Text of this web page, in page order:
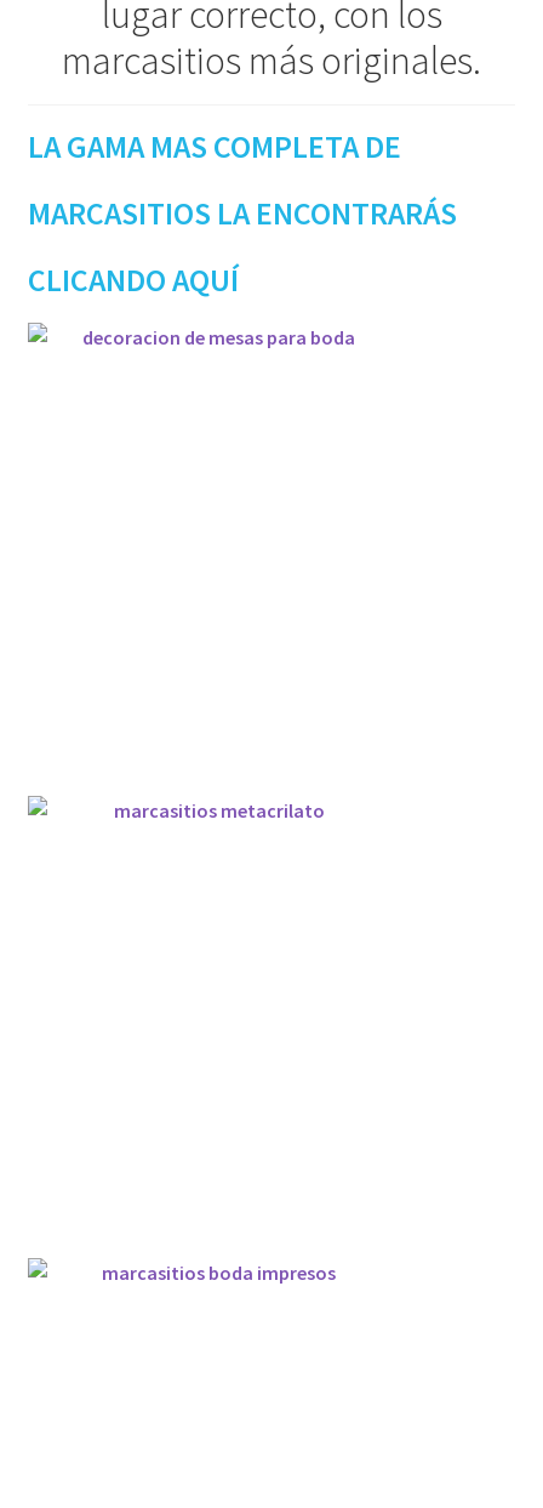
lugar correcto, con los
marcasitios más originales.
LA GAMA MAS COMPLETA DE
MARCASITIOS LA ENCONTRARÁS
CLICANDO AQUÍ